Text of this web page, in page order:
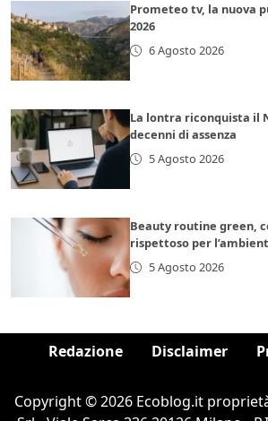
Prometeo tv, la nuova
2026
6 Agosto 2026
La lontra riconquista il
decenni di assenza
5 Agosto 2026
Beauty routine green,
rispettoso per
5 Agosto 2026
Redazione Disclaimer
Copyright © 2026 Ecoblog.it